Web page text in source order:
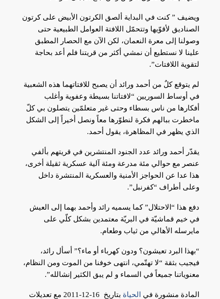
ويضيف ” كنت في البداية ألصق الكرتون الأبيض على كرتون
الصناديق لأقوّيها وتتحمّل اللافتة العوامل الطبيعية حتى
وصولنا إلى معرة النعمان، لكن الآن مع الحصار المطبق
علينا لا نستطيع أن نمشي أكثر من قريتنا فلم أعد بحاجة
لتقوية اللافتات”.
لم يتوقع كلٌ من أحمد ورائد أن يصبح للافتاتهما هذه الشعبية
في أوساط السوريين “لافتاتنا بسيطة وعفوية وأغلب
أفكارها من ناس بسطاء وحتى غير متعلمّين يتصلون بي كلّ
ماخطرت ببالهم فكرة لنطوّرها معاً ونصل أخيراً إلى الشكل
الذي يظهر في المظاهرة، يقول أحمد.
يقدّر أحمد ورائد عدد الجنود المنتشرين في قريتهم بألفي
عنصر مع حوالي مئة مدرعة ومئة آلية عسكرية ثقيلة أخرى،
هذا عدا عن الحواجز الأمنية والعسكرية المنتشرة داخل
وعلى أطراف “كفرنبل”.
دفع هذا “الاحتلال” كما يسميه رائد وأحمد بهما إلى العيش
في خيم قماشيّة في البريّة معتمدين بشكل كلّي على
مايرسله الأهالي من ثياب وطعام.
“بهذا البرد تعيشون؟ ودون كهرباء أو ماء؟” أسأل رائد،
فيجيب بثقة “لا تهتّمي، انتهى خوفنا من الموت ومن النظام،
معنوياتنا جميعاً في السماء و لم يبق الكثير إنشالله”.
المادة منشورة في الحياة
بتاريخ 16-12-2011 مع تعديلات